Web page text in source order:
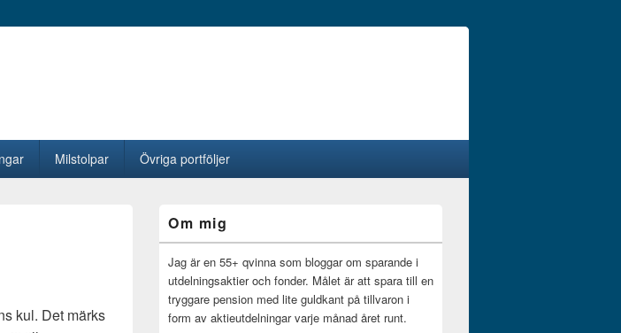
Milstolpar Övriga portföljer
kul. Det märks
sidofältet
Widget
område
Om mig
Jag är en 55+ qvinna som bloggar om sparande i
utdelningsaktier och fonder. Målet är att spara till en
tryggare pension med lite guldkant på tillvaron i
form av aktieutdelningar varje månad året runt.